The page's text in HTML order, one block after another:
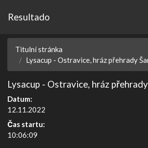
Resultado
Titulní stránka
Lysacup - Ostravice, hráz přehrady
Lysacup - Ostravice, hráz
Datum:
12.11.2022
Čas startu:
10:06:09